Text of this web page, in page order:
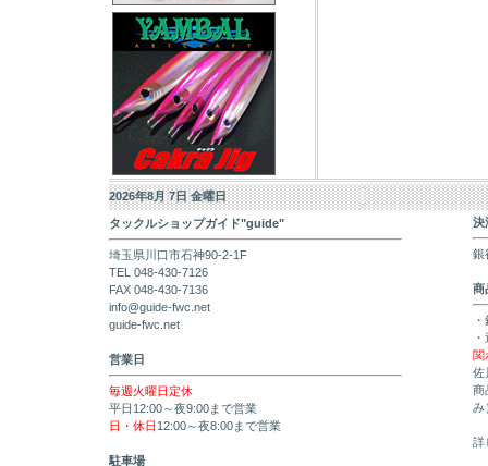
2026年8月 7日 金曜日
タックルショップガイド"guide"
埼玉県川口市石神90-2-1F
TEL 048-430-7126
FAX 048-430-7136
info@guide-fwc.net
guide-fwc.net
営業日
毎週火曜日定休
平日12:00～夜9:00まで営業
日・休日 12:00～夜8:00まで営業
駐車場
決
銀
商
関
佐
商
み
詳